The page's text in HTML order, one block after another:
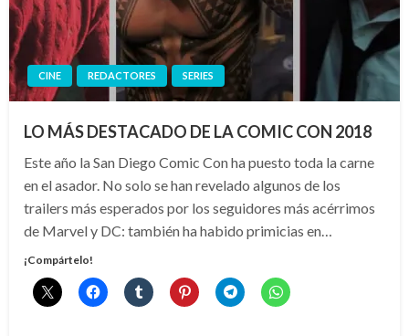
CINE REDACTORES SERIES
LO MÁS DESTACADO DE LA COMIC CON 2018
Este año la San Diego Comic Con ha puesto toda la carne
en el asador. No solo se han revelado algunos de los
trailers más esperados por los seguidores más acérrimos
de Marvel y DC: también ha habido primicias en…
¡Compártelo!